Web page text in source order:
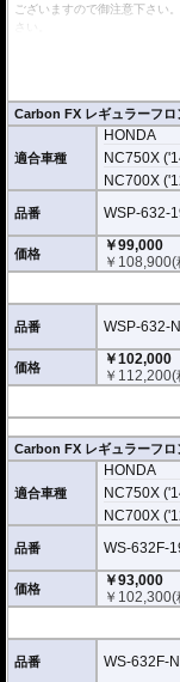
ございますので御注意下さい
さい。
パイピングのカラーが選
※受注後の職人による手
・軽量、高快適 Super
・人間工学に基づく設計
・操作性を向上するハイ
・特許取得ゾーンサス
を軽減
・無駄な保熱、重量増に
独自素材
・ダブルステッチにより
・純正シートと付け替え
・表皮にはCarbonFXと
・高耐久、メンテナ
・高耐久、滑りにくい
※受注後の職人による手
※純正シートを送って頂
けます。
※リアシートカバーはお
Carbon FX レギュラーフ
適合車種
HONDA
NC750X
NC700X
品番 WSP-632-
価格
￥99,000
￥ 108,900(
品番 WSP-632-
価格
￥102,000
￥ 112,200(
Carbon FX レギュラーフロ
適合車種
HONDA
NC750X
NC700X
品番 WS-632F-
価格
￥93,000
￥ 102,300(
品番 WS-632F-